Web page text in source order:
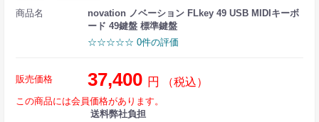
商品名
novation ノベーション FLkey 49 USB MIDIキーボ
ード 49鍵盤 標準鍵盤
☆☆☆☆☆ 0件の評価
販売価格 37,400 円 （税込）
この商品には会員価格があります。
送料弊社負担